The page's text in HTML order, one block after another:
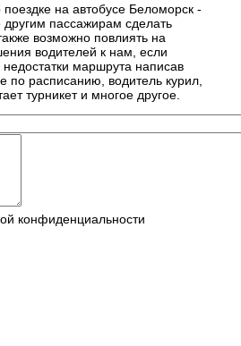
на автобусе Беломорск -
пассажирам сделать
возможно повлиять на
водителей к нам, если
недостатки маршрута написав
по расписанию, водитель курил,
турникет и многое другое.
конфиденциальности